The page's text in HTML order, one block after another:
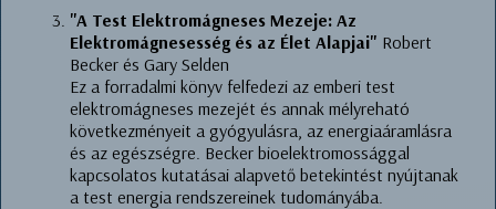
"A Test Elektromágneses Mezeje: Az
Elektromágnesesség és az Élet Alapjai" Robert
Becker és Gary Selden
Ez a forradalmi könyv felfedezi az emberi test
elektromágneses mezejét és annak mélyreható
következményeit a gyógyulásra, az energiaáramlásra
és az egészségre. Becker bioelektromossággal
kapcsolatos kutatásai alapvető betekintést nyújtanak
a test energia rendszereinek tudományába.